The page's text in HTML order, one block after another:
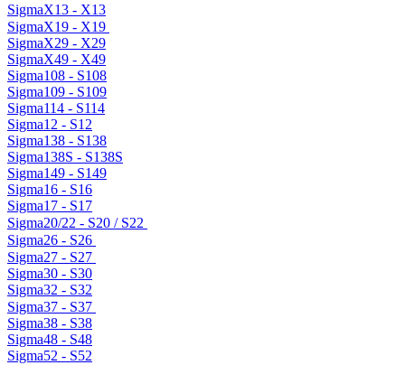
SigmaX13 - X13
SigmaX19 - X19
SigmaX29 - X29
SigmaX49 - X49
Sigma108 - S108
Sigma109 - S109
Sigma114 - S114
Sigma12 - S12
Sigma138 - S138
Sigma138S - S138S
Sigma149 - S149
Sigma16 - S16
Sigma17 - S17
Sigma20/22 - S20 / S22
Sigma26 - S26
Sigma27 - S27
Sigma30 - S30
Sigma32 - S32
Sigma37 - S37
Sigma38 - S38
Sigma48 - S48
Sigma52 - S52